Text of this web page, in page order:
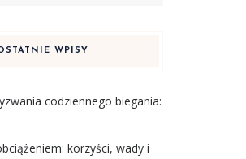
WPISY
codziennego biegania:
korzyści, wady i